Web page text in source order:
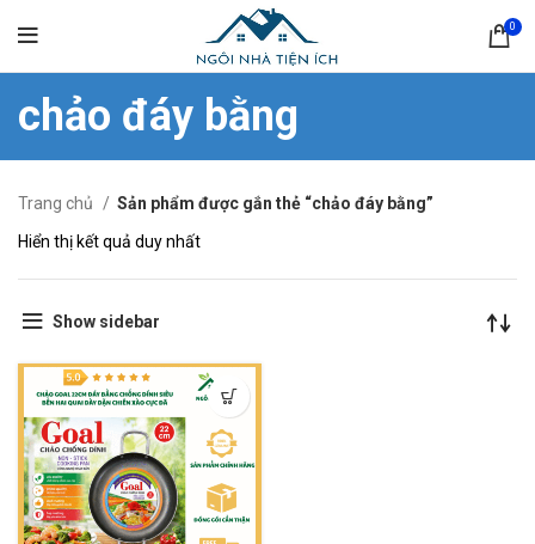
0
chảo đáy bằng
Trang chủ
Sản phẩm được gắn thẻ “chảo đáy bằng”
Hiển thị kết quả duy nhất
Show sidebar